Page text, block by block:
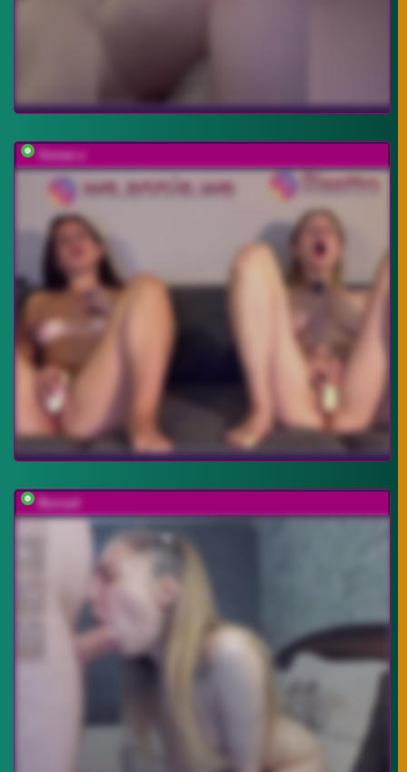
Sinner-s
Buzzyd